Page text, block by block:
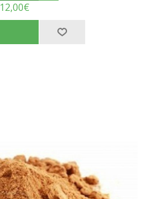
12,00€